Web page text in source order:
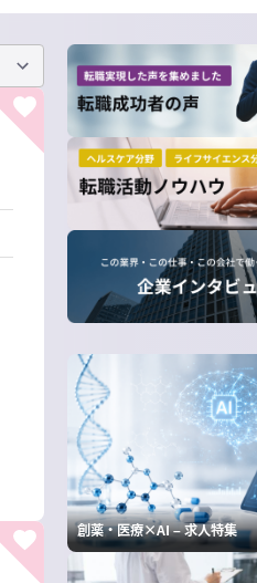
創薬・医療×AI – 求人特集